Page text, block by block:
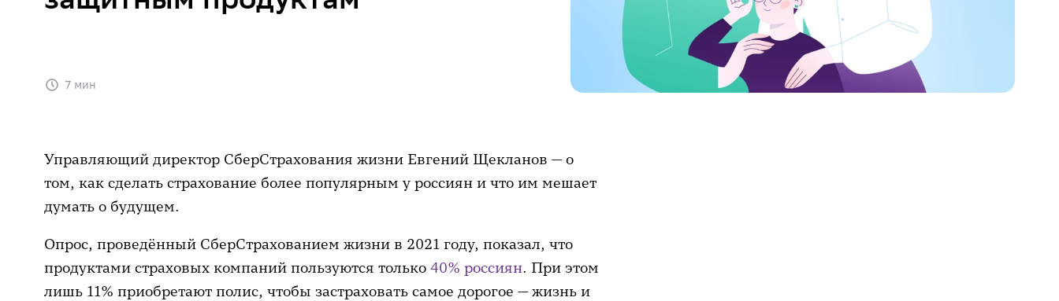
7 мин
Управляющий директор СберСтрахования жизни Евгений Щекланов — о
том, как сделать страхование более популярным у россиян и что им мешает
думать о будущем.
Опрос, проведённый СберСтрахованием жизни в 2021 году, показал, что
продуктами страховых компаний пользуются только 40% россиян. При этом
лишь 11% приобретают полис, чтобы застраховать самое дорогое — жизнь и